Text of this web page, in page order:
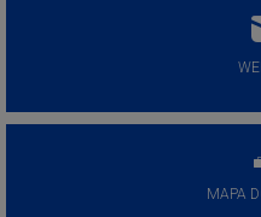
MAPA